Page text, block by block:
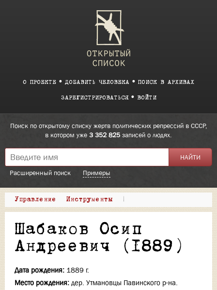
О ПРОЕКТЕ ДОБАВИТЬ ЧЕЛОВЕКА ПОИСК В АРХИВАХ
ЗАРЕГИСТРИРОВАТЬСЯ ВОЙТИ
Поиск по открытому списку жертв политических репрессий в СССР,
в котором уже 3 352 825 записей о людях.
Расширенный поиск Примеры
Управление Инструменты |
Шабаков Осип
Андреевич (1889)
Дата рождения: 1889 г.
Место рождения: дер. Утмановцы Павинского р-на.